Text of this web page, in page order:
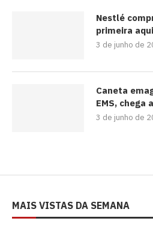
Nestlé
primeira
3 de junho de
Caneta
EMS, chega
3 de junho de
MAIS VISTAS DA SEMANA